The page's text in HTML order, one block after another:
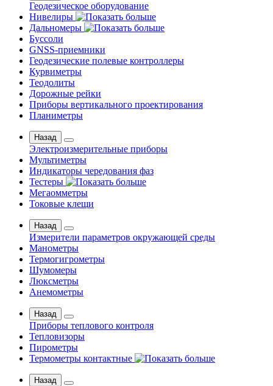
Геодезическое оборудование
Нивелиры
Дальномеры
Буссоли
GNSS-приемники
Геодезические полевые контроллеры
Курвиметры
Теодолиты
Дорожные рейки
Приборы вертикального проектирования
Планиметры
Назад
Электроизмерительные приборы
Мультиметры
Индикаторы чередования фаз
Тестеры
Мегаомметры
Токовые клещи
Назад
Измерители параметров окружающей среды
Манометры
Термогигрометры
Шумомеры
Люксметры
Анемометры
Назад
Приборы теплового контроля
Тепловизоры
Пирометры
Термометры контактные
Назад